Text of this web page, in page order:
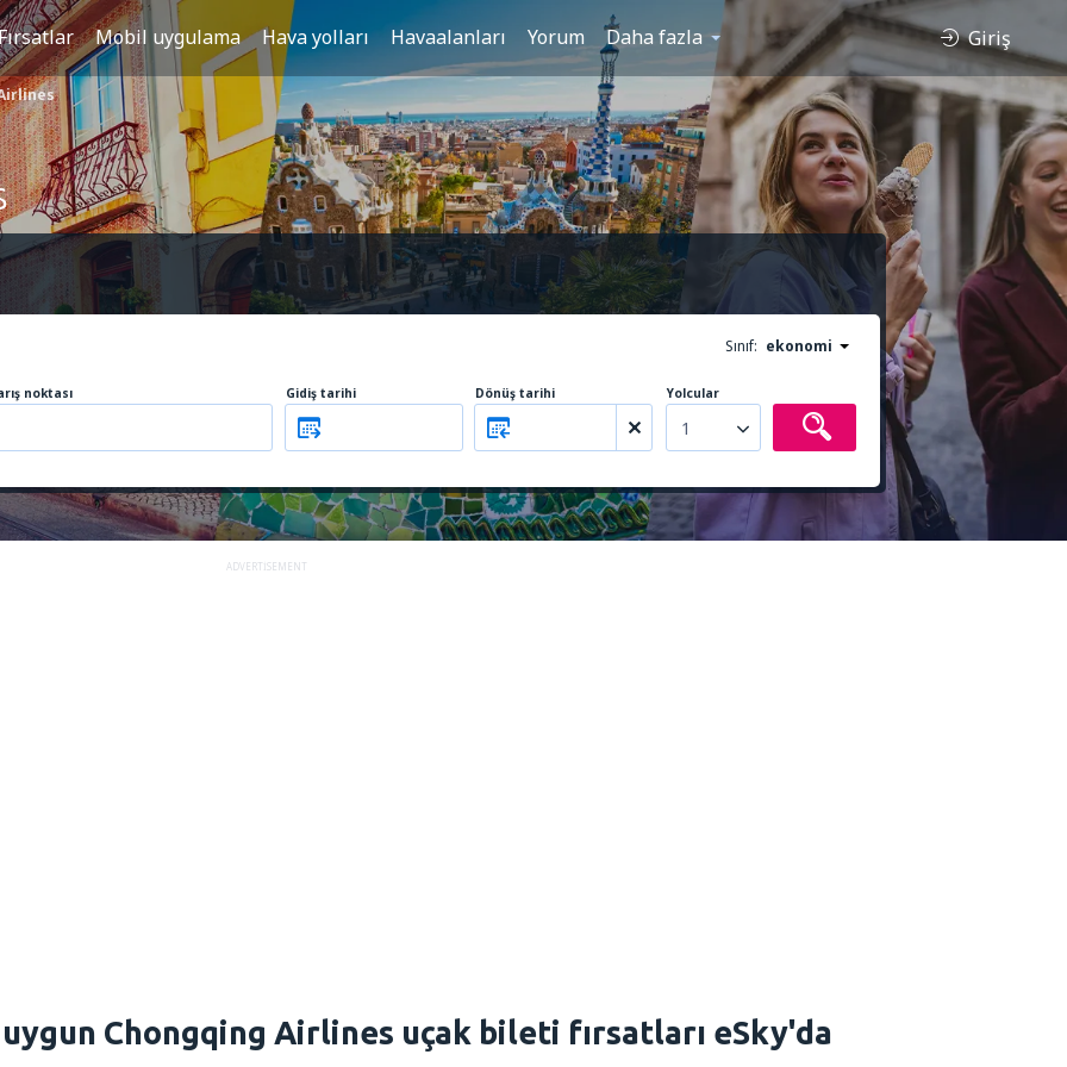
Mobil uygulama Hava yolları Havaalanları Yorum Daha fazla Giriş
Sınıf: ekonomi
noktası Gidiş tarihi Dönüş tarihi Yolcular
1
ADVERTISEMENT
uygun Chongqing Airlines uçak bileti fırsatları eSky'da